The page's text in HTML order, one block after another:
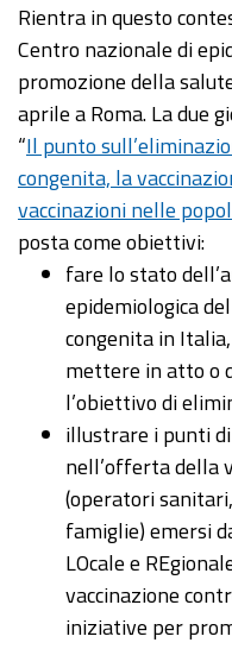
Rientra in questo
Centro nazionale di
promozione della
aprile a Roma. La due
“Il punto
congenita, la
vaccinazioni nelle
posta come obiettivi:
fare lo stato
epidemiologica
congenita in
mettere in atto o
l’obiettivo di
illustrare i punti
nell’offerta della
(operatori
famiglie) emersi
LOcale e
vaccinazione
iniziative per